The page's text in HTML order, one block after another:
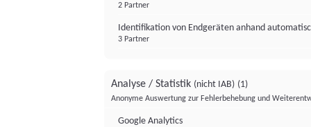
2 Partner
Identifikation von Endgeräten anhand
3 Partner
Analyse / Statistik (nicht IAB) (1)
Anonyme Auswertung zur Fehlerbehebung und
Google Analytics